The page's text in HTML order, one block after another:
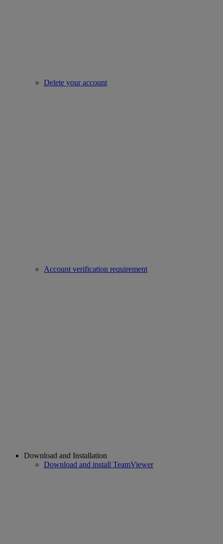
Delete your account
Account verification requirement
Download and Installation
Download and install TeamViewer